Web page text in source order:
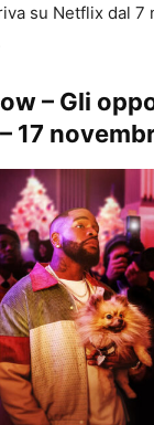
su Netflix dal 7
– Gli
17